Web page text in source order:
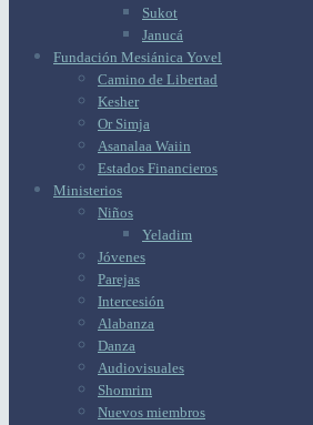
Sukot
Janucá
Fundación Mesiánica Yovel
Camino de Libertad
Kesher
Or Simja
Asanalaa Waiin
Estados Financieros
Ministerios
Niños
Yeladim
Jóvenes
Parejas
Intercesión
Alabanza
Danza
Audiovisuales
Shomrim
Nuevos miembros